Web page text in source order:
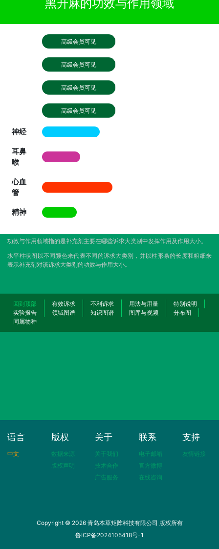
黑升麻的功效与作用领域
高级会员可见
高级会员可见
高级会员可见
高级会员可见
神经
耳鼻
喉
心血
管
精神
功效与作用领域指的是补充剂主要在哪些诉求大类别中发挥作用及作用大小。
水平柱状图以不同颜色来代表不同的诉求大类别，并以柱形条的长度和粗细来
表示补充剂对该诉求大类别的功效与作用大小。
回到顶部 有效诉求 不利诉求 用法与用量
特别说明
实验报告
领域图谱 知识图谱 图库与视频
分布图
同属物种
语言
中文
版权
数据来源
版权声明
关于
关于我们
技术合作
广告服务
联系
电子邮箱
官方微博
在线咨询
支持
友情链接
Copyright © 2026 青岛本草矩阵科技有限公司 版权所有
鲁ICP备2024105418号-1